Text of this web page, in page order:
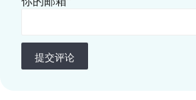
提交评论